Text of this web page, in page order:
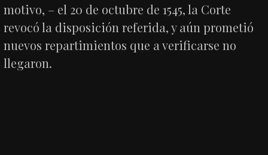
motivo, – el 20 de octubre de 1545, la Corte
revocó la disposición referida, y aún prometió
nuevos repartimientos que a verificarse no
llegaron.